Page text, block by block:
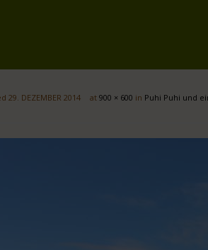
29. DEZEMBER 2014 at 900 × 600 in Puhi Puhi und